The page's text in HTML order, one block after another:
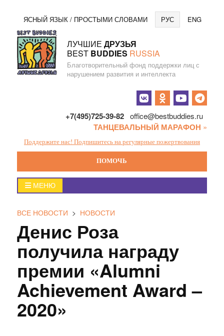
Перейти
к
содержанию
ЯСНЫЙ ЯЗЫК / ПРОСТЫМИ СЛОВАМИ РУС ENG
ЛУЧШИЕ ДРУЗЬЯ
BEST BUDDIES RUSSIA
Благотворительный фонд поддержки лиц с
нарушением развития и интеллекта
+7(495)725-39-82 office@bestbuddies.ru
ТАНЦЕВАЛЬНЫЙ МАРАФОН »
Поддержите нас! Подпишитесь на регулярные пожертвования
ПОМОЧЬ
Главное
меню
МЕНЮ
ВСЕ НОВОСТИ > НОВОСТИ
Денис Роза
получила награду
премии «Alumni
Achievement Award –
2020»